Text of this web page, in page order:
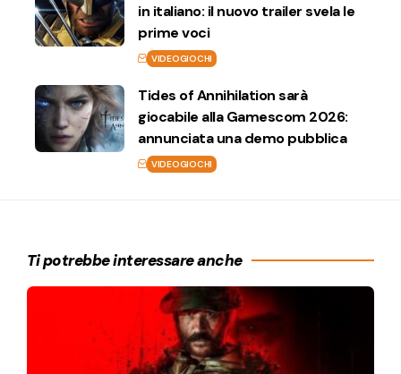
in italiano: il nuovo trailer svela le
prime voci
VIDEOGIOCHI
Tides of Annihilation sarà
giocabile alla Gamescom 2026:
annunciata una demo pubblica
VIDEOGIOCHI
Ti potrebbe interessare anche